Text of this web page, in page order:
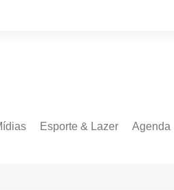
Esporte & Lazer Agenda